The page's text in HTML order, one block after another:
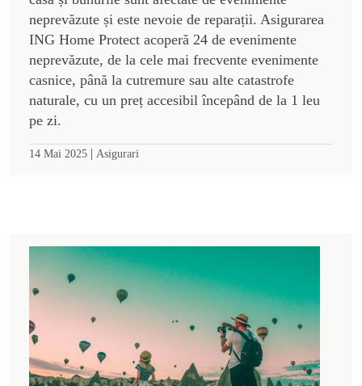
neprevăzute și este nevoie de reparații. Asigurarea
ING Home Protect acoperă 24 de evenimente
neprevăzute, de la cele mai frecvente evenimente
casnice, până la cutremure sau alte catastrofe
naturale, cu un preț accesibil începând de la 1 leu
pe zi.
14 Mai 2025 | Asigurari